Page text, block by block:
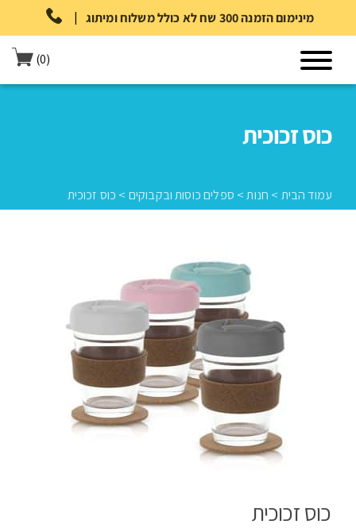
| מינימום הזמנה 300 שח לא כולל משלוח ומיתוג
(0)
כוס זכוכית
עמוד הבית > חנות> ספלים כוסות ובקבוקים > כוס זכוכית
כוס זכוכית